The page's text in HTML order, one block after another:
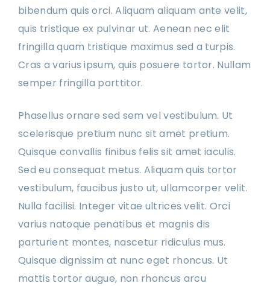
bibendum quis orci. Aliquam aliquam ante velit,
quis tristique ex pulvinar ut. Aenean nec elit
fringilla quam tristique maximus sed a turpis.
Cras a varius ipsum, quis posuere tortor. Nullam
semper fringilla porttitor.
Phasellus ornare sed sem vel vestibulum. Ut
scelerisque pretium nunc sit amet pretium.
Quisque convallis finibus felis sit amet iaculis.
Sed eu consequat metus. Aliquam quis tortor
vestibulum, faucibus justo ut, ullamcorper velit.
Nulla facilisi. Integer vitae ultrices velit. Orci
varius natoque penatibus et magnis dis
parturient montes, nascetur ridiculus mus.
Quisque dignissim at nunc eget rhoncus. Ut
mattis tortor augue, non rhoncus arcu